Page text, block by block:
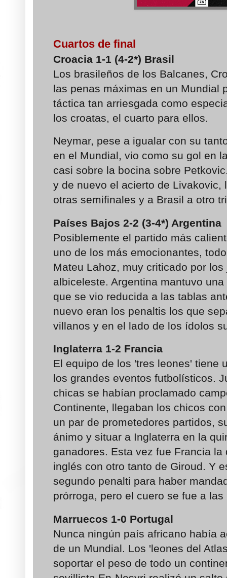
Cuartos de final
Croacia 1-1 (4-2*) Brasil
Los brasileños de los Balcanes,
las penas máximas en un Mundial
táctica tan arriesgada como
los croatas, el cuarto para ellos.
Neymar, pese a igualar con su
en el Mundial, vio como su gol en
casi sobre la bocina sobre
y de nuevo el acierto de Livakovic,
otras semifinales y a Brasil a otro
Países Bajos 2-2 (3-4*) Argentina
Posiblemente el partido más
uno de los más emocionantes,
Mateu Lahoz, muy criticado por
albiceleste. Argentina mantuvo
que se vio reducida a las tablas
nuevo eran los penaltis los que
villanos y en el lado de los ídolos
Inglaterra 1-2 Francia
El equipo de los 'tres leones' tiene
los grandes eventos futbolísticos.
chicas se habían proclamado
Continente, llegaban los chicos
un par de prometedores partidos,
ánimo y situar a Inglaterra en la
ganadores. Esta vez fue Francia
inglés con otro tanto de Giroud. Y
segundo penalti para haber
prórroga, pero el cuero se fue a las
Marruecos 1-0 Portugal
Nunca ningún país africano había
de un Mundial. Los 'leones del
soportar el peso de todo un